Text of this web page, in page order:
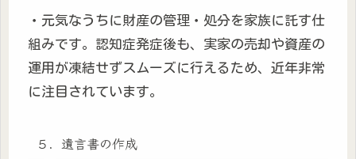
・元気なうちに財産の管理・処分を家族に託す仕
組みです。認知症発症後も、実家の売却や資産の
運用が凍結せずスムーズに行えるため、近年非常
に注目されています。
５．遺言書の作成